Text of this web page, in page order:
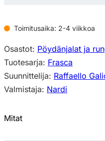
Toimitusaika: 2-4 viikkoa
Osastot: Pöydänjalat ja
Tuotesarja: Frasca
Suunnittelija: Raffaello
Valmistaja: Nardi
Mitat